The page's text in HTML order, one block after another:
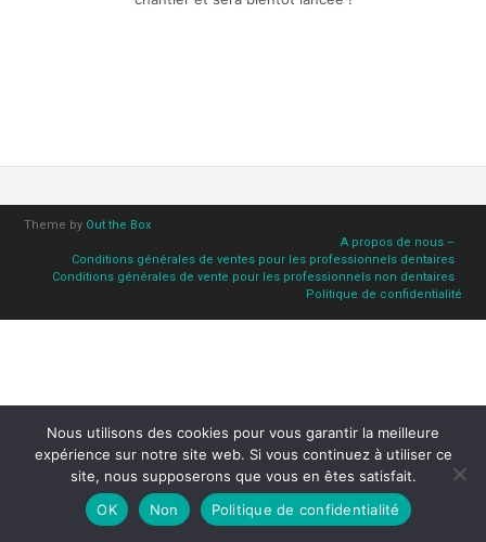
Theme by Out the Box
A propos de nous –
Conditions générales de ventes pour les professionnels dentaires
Conditions générales de vente pour les professionnels non dentaires
Politique de confidentialité
Nous utilisons des cookies pour vous garantir la meilleure
expérience sur notre site web. Si vous continuez à utiliser ce
site, nous supposerons que vous en êtes satisfait.
OK
Non Politique de confidentialité